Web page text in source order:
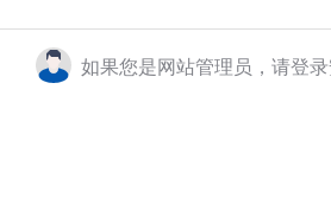
如果您是网站管理员，请登